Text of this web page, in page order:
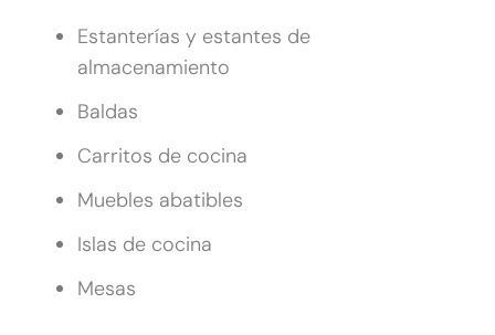
Estanterías y estantes de
almacenamiento
Baldas
Carritos de cocina
Muebles abatibles
Islas de cocina
Mesas